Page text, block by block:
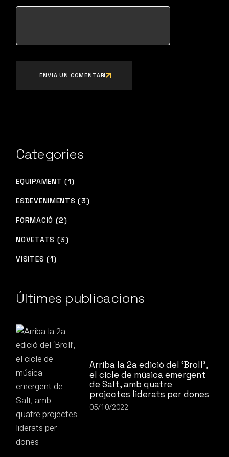
ENVIA UN COMENTARI
Categories
EQUIPAMENT (1)
ESDEVENIMENTS (3)
FORMACIÓ (2)
NOVETATS (3)
VISITES (1)
Últimes publicacions
Arriba la 2a edició del ‘Broll’,
el cicle de música emergent
de Salt, amb quatre
projectes liderats per dones
05/10/2022